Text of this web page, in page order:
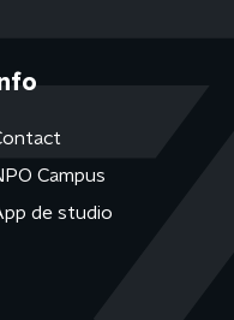
Campus
de studio